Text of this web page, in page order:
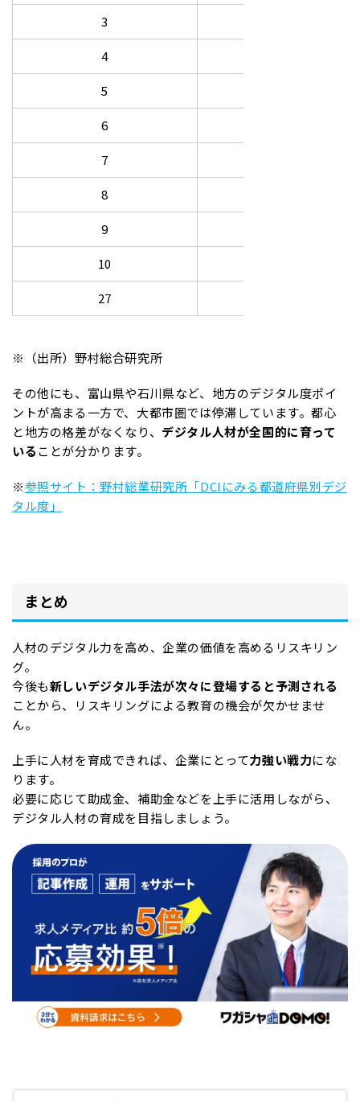
3
4
5
6
7
8
9
10
27
※（出所）野村総合研究所
その他にも、富山県や石川県など、地方のデジタル度ポイ
ントが高まる一方で、大都市圏では停滞しています。都心
と地方の格差がなくなり、 デジタル人材が全国的に育って
いることが分かります。
※参照サイト：野村総業研究所「DCIにみる都道府県別デジ
タル度」
まとめ
人材のデジタル力を高め、企業の価値を高めるリスキリン
グ。
今後も新しいデジタル手法が次々に登場すると予測される
ことから、リスキリングによる教育の機会が欠かせませ
ん。
上手に人材を育成できれば、企業にとって力強い戦力にな
ります。
必要に応じて助成金、補助金などを上手に活用しながら、
デジタル人材の育成を目指しましょう。